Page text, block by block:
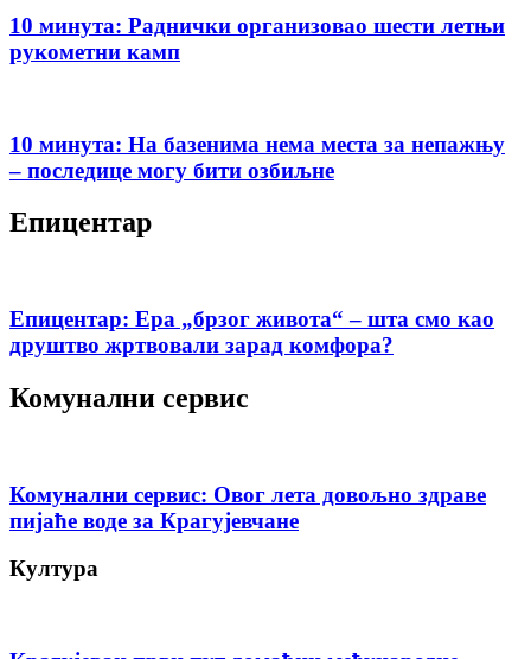
10 минута: Раднички организовао шести летњи
рукометни камп
10 минута: На базенима нема места за непажњу
– последице могу бити озбиљне
Епицентар
Епицентар: Ера „брзог живота“ – шта смо као
друштво жртвовали зарад комфора?
Комунални сервис
Комунални сервис: Овог лета довољно здраве
пијаће воде за Крагујевчане
Култура